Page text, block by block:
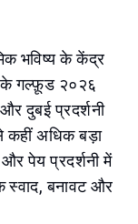
भविष्य के केंद्र
के गल्फ़ूड २०२६
दुबई प्रदर्शनी
कहीं अधिक बड़ा
पेय प्रदर्शनी में
बनावट और